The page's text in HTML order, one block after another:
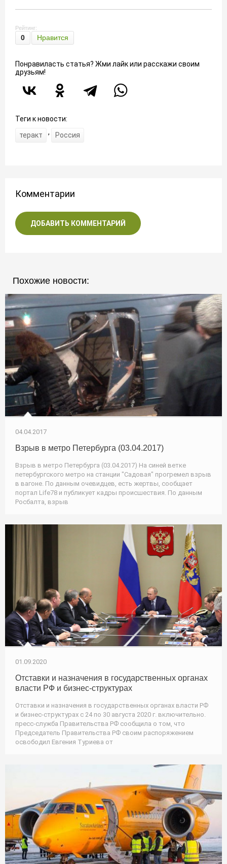
Рейтинг:
0 Нравится
Понравиласть статья? Жми лайк или расскажи своим
друзьям!
Теги к новости:
теракт
, Россия
Комментарии
ДОБАВИТЬ КОММЕНТАРИЙ
Похожие новости:
04.04.2017
Взрыв в метро Петербурга (03.04.2017)
Взрыв в метро Петербурга (03.04.2017) На синей ветке
петербургского метро на станции "Садовая" прогремел взрыв
в вагоне. По данным очевидцев, есть жертвы, сообщает
портал Life78 и публикует кадры происшествия. По данным
Росбалта, взрыв
01.09.2020
Отставки и назначения в государственных органах
власти РФ и бизнес-структурах
Отставки и назначения в государственных органах власти РФ
и бизнес-структурах с 24 по 30 августа 2020 г. включительно.
пресс-служба Правительства РФ сообщила о том, что
Председатель Правительства РФ своим распоряжением
освободил Евгения Туриева от